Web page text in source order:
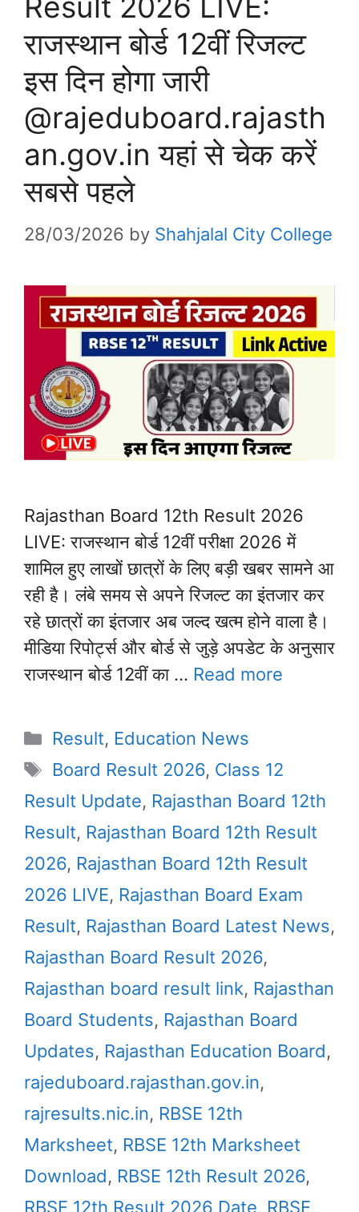
राजस्थान बोर्ड 12वीं रिजल्ट
इस दिन होगा जारी
@rajeduboard.rajasth
an.gov.in यहां से चेक करें
सबसे पहले
28/03/2026 by Shahjalal City College
Rajasthan Board 12th Result 2026
LIVE: राजस्थान बोर्ड 12वीं परीक्षा 2026 में
शामिल हुए लाखों छात्रों के लिए बड़ी खबर सामने आ
रही है। लंबे समय से अपने रिजल्ट का इंतजार कर
रहे छात्रों का इंतजार अब जल्द खत्म होने वाला है।
मीडिया रिपोर्ट्स और बोर्ड से जुड़े अपडेट के अनुसार
राजस्थान बोर्ड 12वीं का … Read more
Categories
Result, Education News
Tags
Board Result 2026, Class 12
Result Update, Rajasthan Board 12th
Result, Rajasthan Board 12th Result
2026, Rajasthan Board 12th Result
2026 LIVE, Rajasthan Board Exam
Result, Rajasthan Board Latest News,
Rajasthan Board Result 2026,
Rajasthan board result link, Rajasthan
Board Students, Rajasthan Board
Updates, Rajasthan Education Board,
rajeduboard.rajasthan.gov.in,
rajresults.nic.in, RBSE 12th
Marksheet, RBSE 12th Marksheet
Download, RBSE 12th Result 2026,
RBSE 12th Result 2026 Date, RBSE